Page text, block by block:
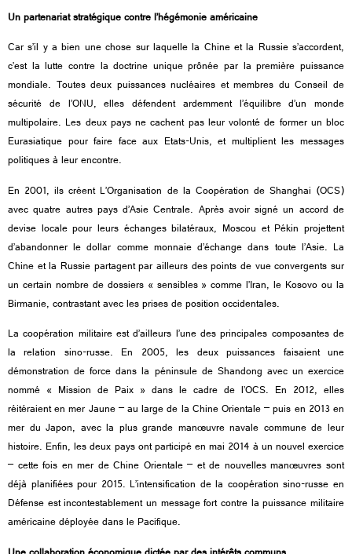
Un partenariat stratégique contre l’hégémonie américaine
Car s’il y a bien une chose sur laquelle la Chine et la Russie s’accordent,
c’est la lutte contre la doctrine unique prônée par la première puissance
mondiale. Toutes deux puissances nucléaires et membres du Conseil de
sécurité de l’ONU, elles défendent ardemment l’équilibre d’un monde
multipolaire. Les deux pays ne cachent pas leur volonté de former un bloc
Eurasiatique pour faire face aux Etats-Unis, et multiplient les messages
politiques à leur encontre.
En 2001, ils créent L’Organisation de la Coopération de Shanghai (OCS)
avec quatre autres pays d’Asie Centrale. Après avoir signé un accord de
devise locale pour leurs échanges bilatéraux, Moscou et Pékin projettent
d’abandonner le dollar comme monnaie d’échange dans toute l’Asie. La
Chine et la Russie partagent par ailleurs des points de vue convergents sur
un certain nombre de dossiers « sensibles » comme l’Iran, le Kosovo ou la
Birmanie, contrastant avec les prises de position occidentales.
La coopération militaire est d’ailleurs l’une des principales composantes de
la relation sino-russe. En 2005, les deux puissances faisaient une
démonstration de force dans la péninsule de Shandong avec un exercice
nommé « Mission de Paix » dans le cadre de l’OCS. En 2012, elles
réitéraient en mer Jaune – au large de la Chine Orientale – puis en 2013 en
mer du Japon, avec la plus grande manœuvre navale commune de leur
histoire. Enfin, les deux pays ont participé en mai 2014 à un nouvel exercice
– cette fois en mer de Chine Orientale – et de nouvelles manœuvres sont
déjà planifiées pour 2015. L’intensification de la coopération sino-russe en
Défense est incontestablement un message fort contre la puissance militaire
américaine déployée dans le Pacifique.